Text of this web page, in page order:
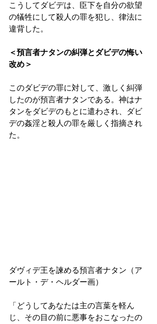
こうしてダビデは、臣下を自分の欲望
の犠牲にして殺人の罪を犯し、律法に
違背した。
＜預言者ナタンの糾弾とダビデの悔い
改め＞
このダビデの罪に対して、激しく糾弾
したのが預言者ナタンである。神はナ
タンをダビデのもとに遣わされ、ダビ
デの姦淫と殺人の罪を厳しく指摘され
た。
ダヴィデ王を諫める預言者ナタン（ア
ールト・デ・ヘルダー画）
「どうしてあなたは主の言葉を軽ん
じ、その目の前に悪事をおこなったの